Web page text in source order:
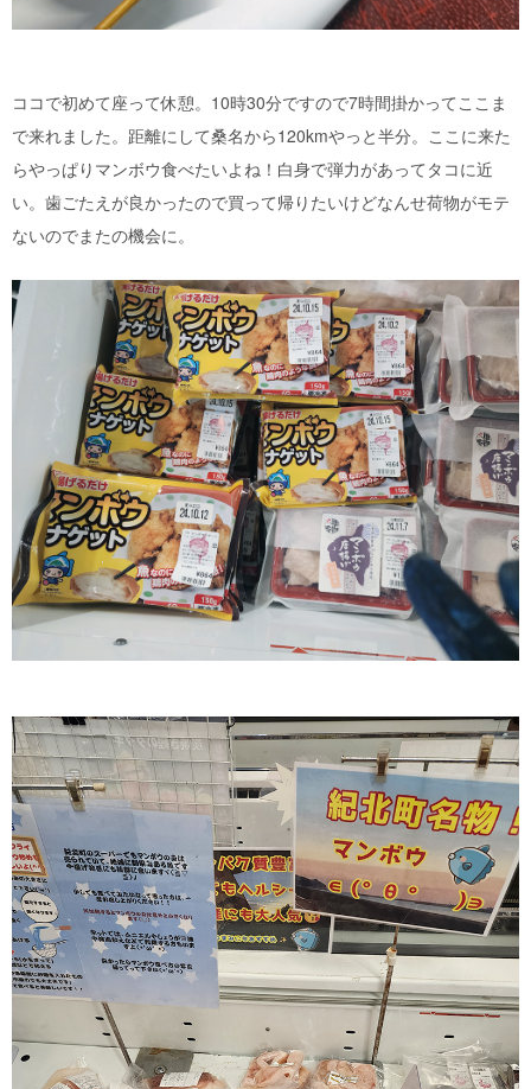
ココで初めて座って休憩。10時30分ですので7時間掛かってここま
で来れました。距離にして桑名から120kmやっと半分。ここに来た
らやっぱりマンボウ食べたいよね！白身で弾力があってタコに近
い。歯ごたえが良かったので買って帰りたいけどなんせ荷物がモテ
ないのでまたの機会に。